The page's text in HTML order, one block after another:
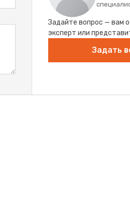
Задайте вопрос — вам
эксперт или
Задать